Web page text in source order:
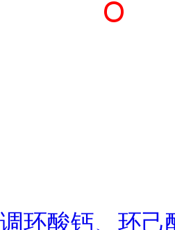
调环酸钙、环己